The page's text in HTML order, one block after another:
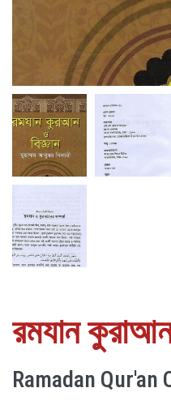
রমযান কুরাআন
Ramadan Qur'an